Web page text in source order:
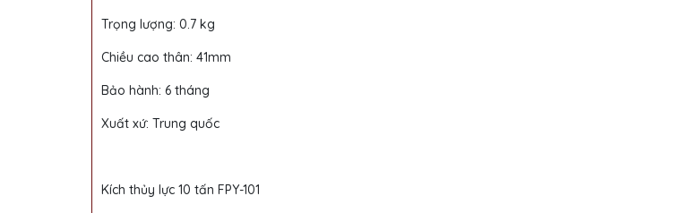
Trọng lượng: 0.7 kg
Chiều cao thân: 41mm
Bảo hành: 6 tháng
Xuất xứ: Trung quốc
Kích thủy lực 10 tấn FPY-101